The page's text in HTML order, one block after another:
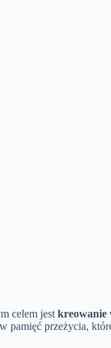
celem jest kreowanie
pamięć przeżycia,